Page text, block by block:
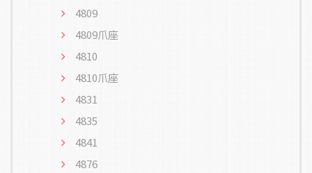
4809
4809爪座
4810
4810爪座
4831
4835
4841
4876